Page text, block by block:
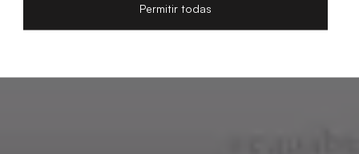
Permitir todas